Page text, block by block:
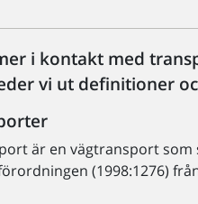
i kontakt med
vi ut definitioner
är en vägtransport
(1998:1276)